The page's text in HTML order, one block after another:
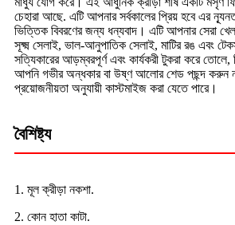
চেহারা আছে. এটি আপনার সর্বকালের প্রিয় হবে এর
ভিত্তিক বিবরণের জন্য ধন্যবাদ। এটি আপনার সেরা
সূক্ষ্ম সেলাই, ভাল-আনুপাতিক সেলাই, মাটির রঙ এবং
সত্যিকারের আড়ম্বরপূর্ণ এবং কার্যকরী টুকরা করে তোলে,
আপনি গভীর অন্ধকার বা উষ্ণ আলোর শেড পছন্দ করুন
প্রয়োজনীয়তা অনুযায়ী কাস্টমাইজ করা যেতে পারে।
বৈশিষ্ট্য
1. মূল ক্রীড়া নকশা.
2. কোন হাতা কাটা.